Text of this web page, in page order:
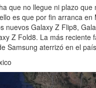
que no llegue ni plazo que
es que por fin arranca en
nuevos Galaxy Z Flip8,
Z Fold8. La más reciente
Samsung aterrizó en el